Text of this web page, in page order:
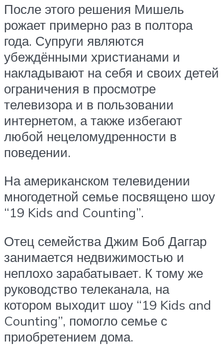
После этого решения Мишель
рожает примерно раз в полтора
года. Супруги являются
убеждёнными христианами и
накладывают на себя и своих детей
ограничения в просмотре
телевизора и в пользовании
интернетом, а также избегают
любой нецеломудренности в
поведении.
На американском телевидении
многодетной семье посвящено шоу
“19 Kids and Counting”.
Отец семейства Джим Боб Даггар
занимается недвижимостью и
неплохо зарабатывает. К тому же
руководство телеканала, на
котором выходит шоу “19 Kids and
Counting”, помогло семье с
приобретением дома.